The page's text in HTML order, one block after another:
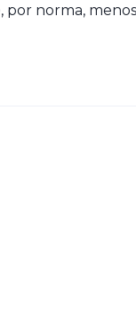
norma,